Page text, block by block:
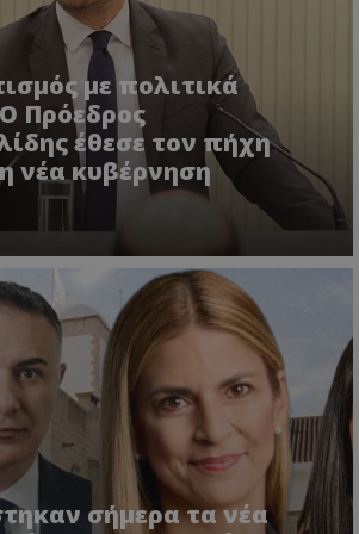
με πολιτικά
Πρόεδρος
έθεσε τον πήχη
νέα κυβέρνηση
σήμερα τα νέα
YouTube
.youtube.com